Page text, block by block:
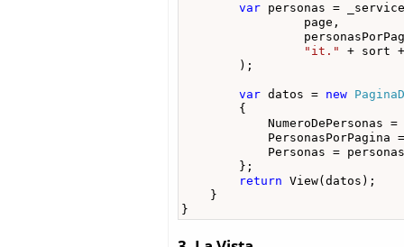
var personas =
                 page,
"it."
+ sort
        );
var datos = new
{
NumeroDePersonas =
PersonasPorPagina =
Personas = personas
};
return View(datos);
}
}